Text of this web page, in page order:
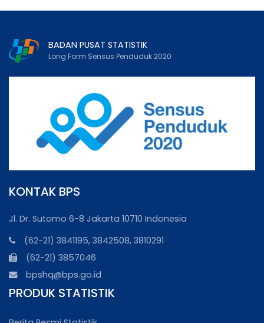
BADAN PUSAT STATISTIK
Long Form Sensus Penduduk 2020
KONTAK BPS
Jl. Dr. Sutomo 6-8 Jakarta 10710 Indonesia
(62-21) 3841195, 3842508, 3810291
(62-21) 3857046
bpshq@bps.go.id
PRODUK STATISTIK